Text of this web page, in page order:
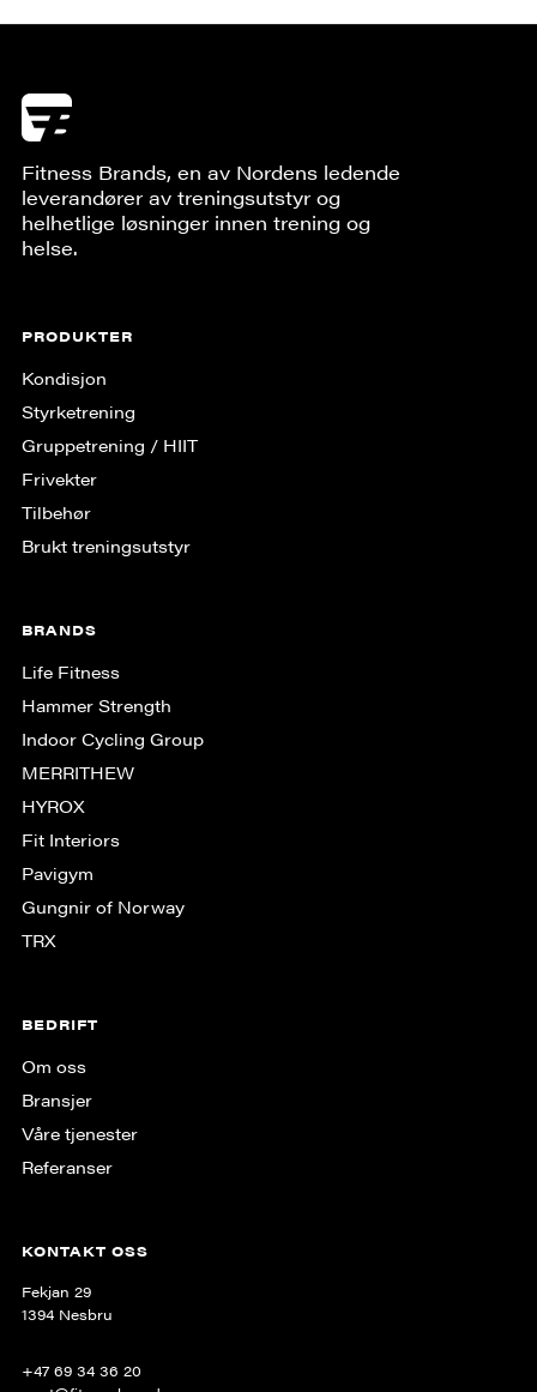
Fitness Brands, en av Nordens ledende
leverandører av treningsutstyr og
helhetlige løsninger innen trening og
helse.
PRODUKTER
Kondisjon
Styrketrening
Gruppe­trening / HIIT
Frivekter
Tilbehør
Brukt treningsutstyr
BRANDS
Life Fitness
Hammer Strength
Indoor Cycling Group
MERRITHEW
HYROX
Fit Interiors
Pavigym
Gungnir of Norway
TRX
BEDRIFT
Om oss
Bransjer
Våre tjenester
Referanser
KONTAKT OSS
Fekjan 29
1394 Nesbru
+47 69 34 36 20